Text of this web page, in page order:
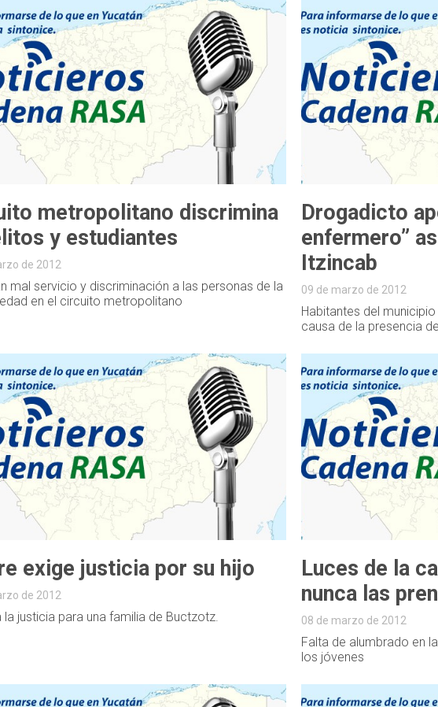
metropolitano discrimina
y estudiantes
de 2012
mal servicio y discriminación a las personas de la
en el circuito metropolitano
Drogadicto
enfermero”
Itzincab
09 de marzo de 2012
Habitantes del
causa de la presencia
exige justicia por su hijo
de 2012
la justicia para una familia de Buctzotz.
Luces de la
nunca las
08 de marzo de 2012
Falta de alumbrado en
los jóvenes